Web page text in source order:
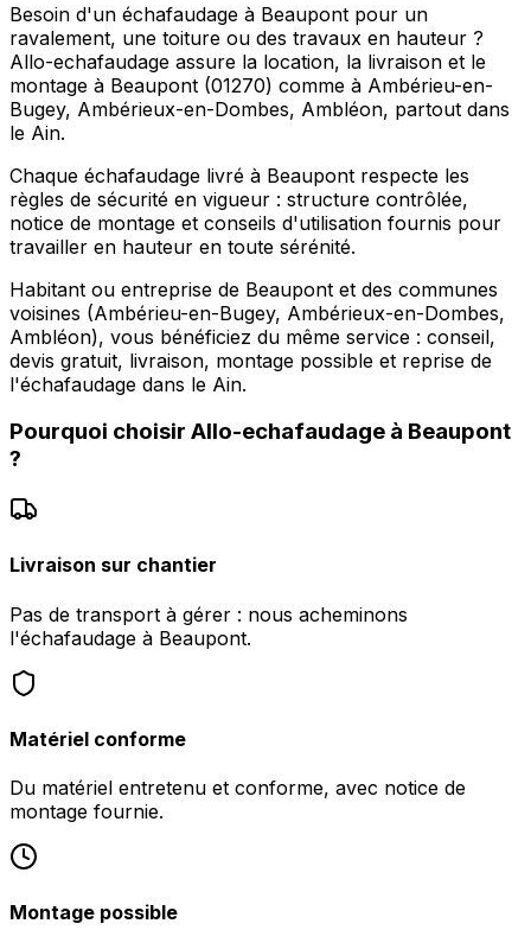
Besoin d'un échafaudage à Beaupont pour un
ravalement, une toiture ou des travaux en hauteur ?
Allo-echafaudage assure la location, la livraison et le
montage à Beaupont (01270) comme à Ambérieu-en-
Bugey, Ambérieux-en-Dombes, Ambléon, partout dans
le Ain.
Chaque échafaudage livré à Beaupont respecte les
règles de sécurité en vigueur : structure contrôlée,
notice de montage et conseils d'utilisation fournis pour
travailler en hauteur en toute sérénité.
Habitant ou entreprise de Beaupont et des communes
voisines (Ambérieu-en-Bugey, Ambérieux-en-Dombes,
Ambléon), vous bénéficiez du même service : conseil,
devis gratuit, livraison, montage possible et reprise de
l'échafaudage dans le Ain.
Pourquoi choisir Allo-echafaudage à Beaupont
?
Livraison sur chantier
Pas de transport à gérer : nous acheminons
l'échafaudage à Beaupont.
Matériel conforme
Du matériel entretenu et conforme, avec notice de
montage fournie.
Montage possible